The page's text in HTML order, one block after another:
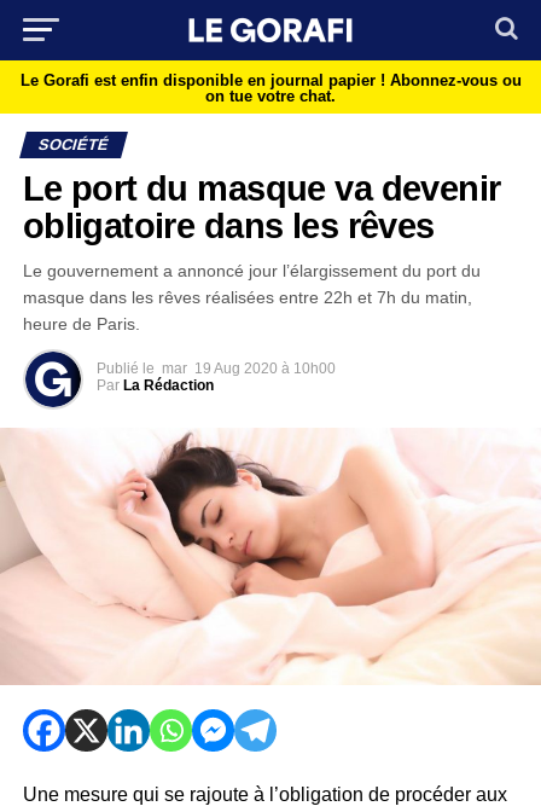
Le Gorafi est enfin disponible en journal papier ! Abonnez-vous ou
on tue votre chat.
SOCIÉTÉ
Le port du masque va devenir
obligatoire dans les rêves
Le gouvernement a annoncé jour l’élargissement du port du
masque dans les rêves réalisées entre 22h et 7h du matin,
heure de Paris.
Publié le mar 19 Aug 2020 à 10h00
Par La Rédaction
Une mesure qui se rajoute à l’obligation de procéder aux